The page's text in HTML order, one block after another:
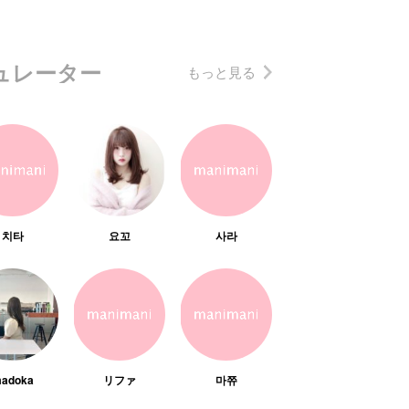
レーター もっと見る
치타 요꼬 사라
リファ 마쮸